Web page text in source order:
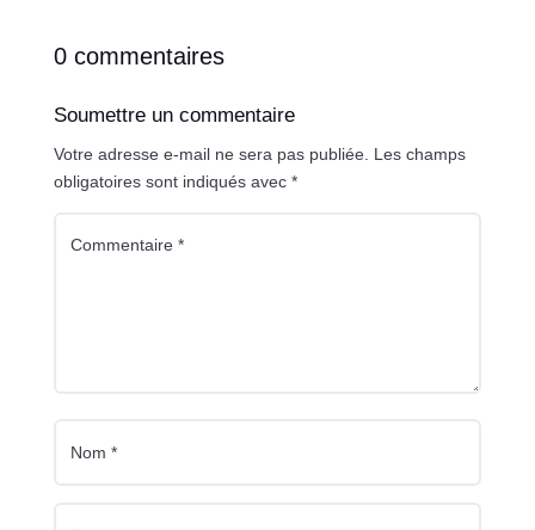
0 commentaires
Soumettre un commentaire
Votre adresse e-mail ne sera pas publiée. Les champs
obligatoires sont indiqués avec *